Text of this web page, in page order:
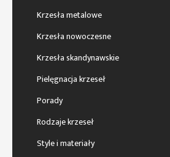
Krzesła metalowe
Krzesła nowoczesne
Krzesła skandynawskie
Pielęgnacja krzeseł
Porady
Rodzaje krzeseł
Style i materiały